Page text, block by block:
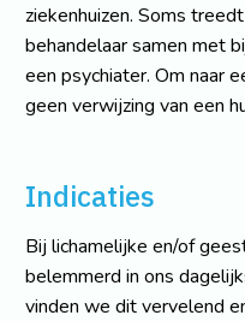
ziekenhuizen. Soms
behandelaar samen met
een psychiater. Om naar
geen verwijzing van een
Indicaties
Bij lichamelijke en/of
belemmerd in ons
vinden we dit vervelend